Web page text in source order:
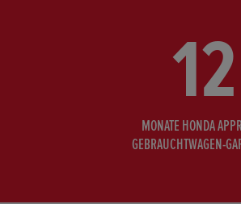
12
MONATE HONDA
GEBRAUCHTWAGEN-